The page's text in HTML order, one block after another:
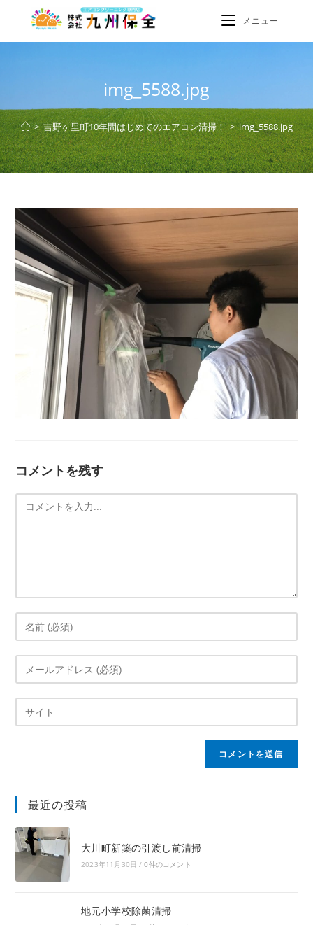
メニュー
img_5588.jpg
> 吉野ヶ里町10年間はじめてのエアコン清掃！ > img_5588.jpg
コメントを残す
最近の投稿
大川町新築の引渡し前清掃
2023年11月30日 / 0件のコメント
地元小学校除菌清掃